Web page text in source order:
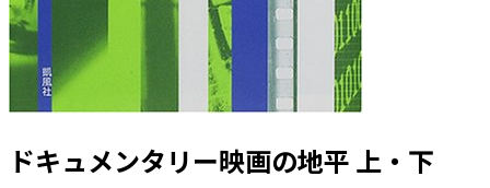
ドキュメンタリー映画の地平 上・下